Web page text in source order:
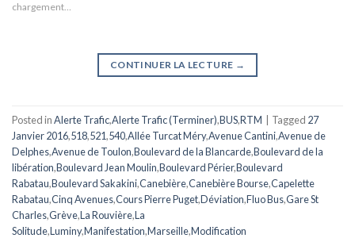
chargement…
CONTINUER LA LECTURE →
Posted inAlerte Trafic,Alerte Trafic (Terminer),BUS,RTM Tagged 27
Janvier 2016,518,521,540,Allée Turcat Méry,Avenue Cantini,Avenue de
Delphes,Avenue de Toulon,Boulevard de la Blancarde,Boulevard de la
libération,Boulevard Jean Moulin,Boulevard Périer,Boulevard
Rabatau,Boulevard Sakakini,Canebière,Canebière Bourse,Capelette
Rabatau,Cinq Avenues,Cours Pierre Puget,Déviation,Fluo Bus,Gare St
Charles,Grève,La Rouvière,La
Solitude,Luminy,Manifestation,Marseille,Modification